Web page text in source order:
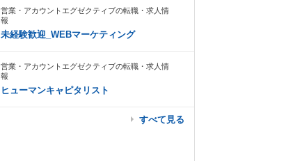
営業・アカウントエグゼクティブの転職・求人情
報
未経験歓迎_WEBマーケティング
営業・アカウントエグゼクティブの転職・求人情
報
ヒューマンキャピタリスト
すべて見る